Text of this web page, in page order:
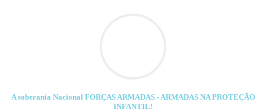
A soberania Nacional FORÇAS ARMADAS - ARMADAS NA PROTEÇÃO
INFANTIL!